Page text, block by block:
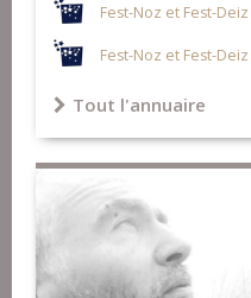
Fest-Noz et Fest-Deiz
Fest-Noz et Fest-Deiz
Tout l'annuaire